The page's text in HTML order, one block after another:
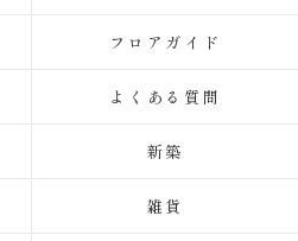
フロアガイド
よくある質問
新築
雑貨